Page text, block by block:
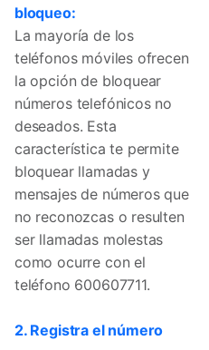
bloqueo:
La mayoría de los
teléfonos móviles ofrecen
la opción de bloquear
números telefónicos no
deseados. Esta
característica te permite
bloquear llamadas y
mensajes de números que
no reconozcas o resulten
ser llamadas molestas
como ocurre con el
teléfono 600607711.
2. Registra el número